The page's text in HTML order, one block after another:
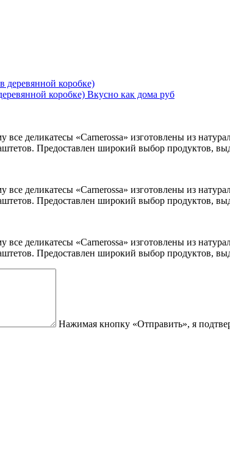
коробке) Вкусно как дома руб
деликатесы «Carnerossa» изготовлены из
Предоставлен широкий выбор продуктов,
деликатесы «Carnerossa» изготовлены из
Предоставлен широкий выбор продуктов,
деликатесы «Carnerossa» изготовлены из
Предоставлен широкий выбор продуктов,
Нажимая кнопку «Отправить», я